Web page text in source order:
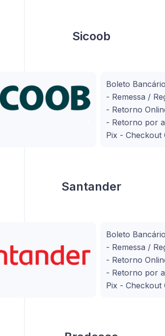
Sicoob
Boleto
- Remessa /
- Retorno
- Retorno por
Pix - Checkout
Santander
Boleto
- Remessa /
- Retorno
- Retorno por
Pix - Checkout